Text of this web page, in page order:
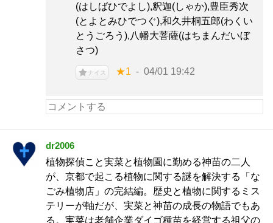
(はしばひでよし),釈迦(しゃか),豊臣秀次
(とよとみひでつぐ),和久井桐五郎(わくい
とうごろう),八幡大菩薩(はちまんだいぼ
さつ)
ナイス ★1 04/01 19:42
dr2006
植物探偵こと実菜と植物園に勤める神苗の二人
が、京都で起こる植物に関する謎を解決する「な
ごみ植物店」の完結編。歴史と植物に関するミス
テリーが軸だが、実菜と神苗の成長の物語でもあ
る。実菜は老舗企業ダイゴ種苗を経営する祖父の